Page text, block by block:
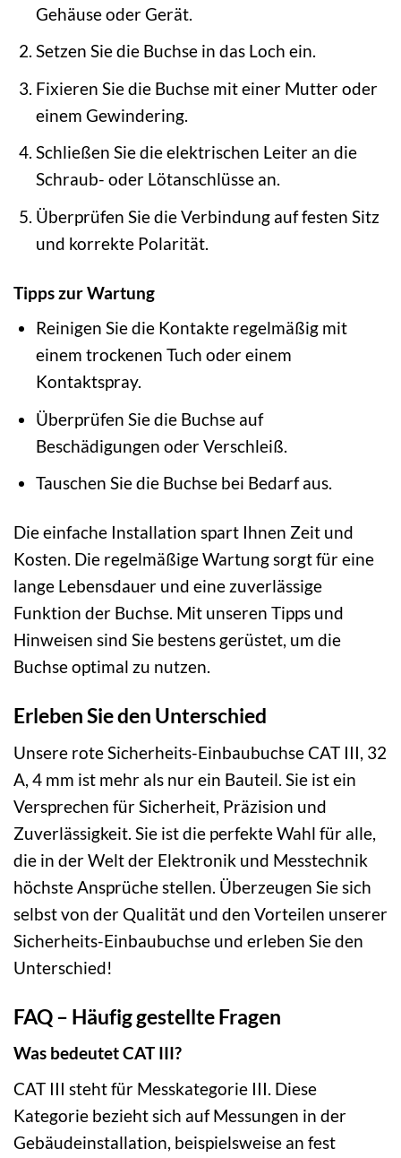
Gehäuse oder Gerät.
Setzen Sie die Buchse in das Loch ein.
Fixieren Sie die Buchse mit einer Mutter oder
einem Gewindering.
Schließen Sie die elektrischen Leiter an die
Schraub- oder Lötanschlüsse an.
Überprüfen Sie die Verbindung auf festen Sitz
und korrekte Polarität.
Tipps zur Wartung
Reinigen Sie die Kontakte regelmäßig mit
einem trockenen Tuch oder einem
Kontaktspray.
Überprüfen Sie die Buchse auf
Beschädigungen oder Verschleiß.
Tauschen Sie die Buchse bei Bedarf aus.
Die einfache Installation spart Ihnen Zeit und
Kosten. Die regelmäßige Wartung sorgt für eine
lange Lebensdauer und eine zuverlässige
Funktion der Buchse. Mit unseren Tipps und
Hinweisen sind Sie bestens gerüstet, um die
Buchse optimal zu nutzen.
Erleben Sie den Unterschied
Unsere rote Sicherheits-Einbaubuchse CAT III, 32
A, 4 mm ist mehr als nur ein Bauteil. Sie ist ein
Versprechen für Sicherheit, Präzision und
Zuverlässigkeit. Sie ist die perfekte Wahl für alle,
die in der Welt der Elektronik und Messtechnik
höchste Ansprüche stellen. Überzeugen Sie sich
selbst von der Qualität und den Vorteilen unserer
Sicherheits-Einbaubuchse und erleben Sie den
Unterschied!
FAQ – Häufig gestellte Fragen
Was bedeutet CAT III?
CAT III steht für Messkategorie III. Diese
Kategorie bezieht sich auf Messungen in der
Gebäudeinstallation, beispielsweise an fest